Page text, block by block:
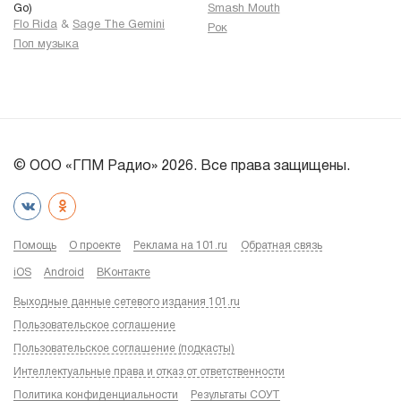
Go)
Flo Rida & Sage The Gemini
Поп музыка
Smash Mouth
Рок
© ООО «ГПМ Радио» 2026. Все права защищены.
Помощь О проекте Реклама на 101.ru Обратная связь
iOS Android ВКонтакте
Выходные данные сетевого издания 101.ru
Пользовательское соглашение
Пользовательское соглашение (подкасты)
Интеллектуальные права и отказ от ответственности
Политика конфиденциальности Результаты СОУТ